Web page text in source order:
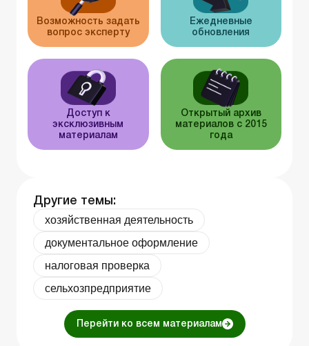
Возможность задать
вопрос эксперту
Ежедневные
обновления
Доступ к
эксклюзивным
материалам
Открытый архив
материалов с 2015
года
Другие темы:
хозяйственная деятельность
документальное оформление
налоговая проверка
сельхозпредприятие
Перейти ко всем материалам